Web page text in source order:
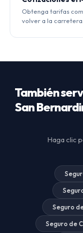
Obtenga tarifas
volver a la carretera.
También
San
Haga clic
Seguro
Seguro de